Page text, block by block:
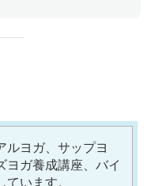
ルヨガ、サップヨ
ヨガ養成講座、バイ
います。